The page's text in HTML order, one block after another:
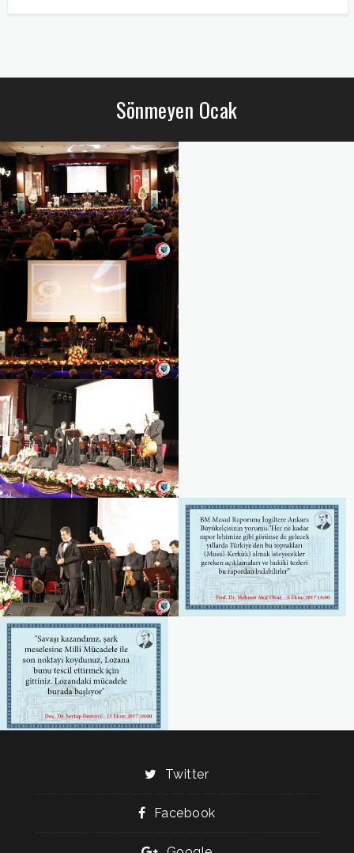
Sönmeyen Ocak
Twitter
Facebook